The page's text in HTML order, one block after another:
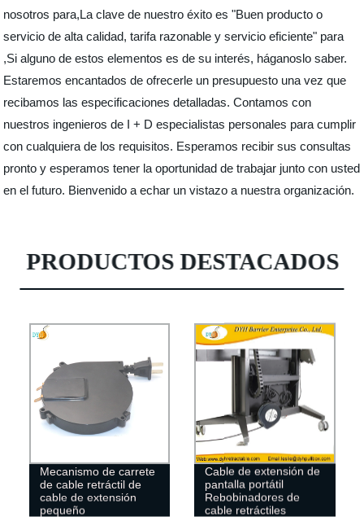
nosotros para,La clave de nuestro éxito es "Buen producto o
servicio de alta calidad, tarifa razonable y servicio eficiente" para
,Si alguno de estos elementos es de su interés, háganoslo saber.
Estaremos encantados de ofrecerle un presupuesto una vez que
recibamos las especificaciones detalladas. Contamos con
nuestros ingenieros de I + D especialistas personales para cumplir
con cualquiera de los requisitos. Esperamos recibir sus consultas
pronto y esperamos tener la oportunidad de trabajar junto con usted
en el futuro. Bienvenido a echar un vistazo a nuestra organización.
PRODUCTOS DESTACADOS
Mecanismo de carrete
de cable retráctil de
cable de extensión
pequeño
Cable de extensión de
pantalla portátil
Rebobinadores de
cable retráctiles